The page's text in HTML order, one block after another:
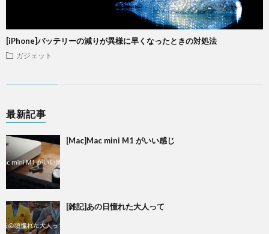
[iPhone]バッテリーの減りが異様に早くなったときの対処法
ガジェット
最新記事
[Mac]Mac mini M1 がいい感じ
[雑記]あの日憧れた大人って